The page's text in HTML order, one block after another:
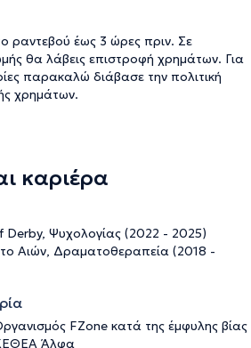
ραντεβού έως 3 ώρες πριν. Σε
θα λάβεις επιστροφή χρημάτων. Για
παρακαλώ διάβασε την πολιτική
χρημάτων.
καριέρα
Derby, Ψυχολογίας (2022 - 2025)
Αιών, Δραματοθεραπεία (2018 -
FZone κατά της έμφυλης βίας
Άλφα